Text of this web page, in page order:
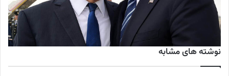
نوشته های مشابه